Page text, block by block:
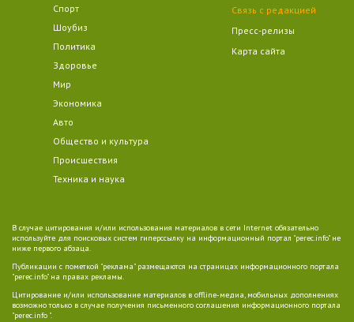
Спорт
Шоубиз
Политика
Здоровье
Мир
Экономика
Авто
Общество и культура
Происшествия
Техника и наука
Связь с редакцией
Пресс-релизы
Карта сайта
В случае цитирования и/или использования материалов в сети Internet обязательно
используйте для поисковых систем гиперссылку на информационный портал "perec.info" не
ниже первого абзаца.
Публикации с пометкой "реклама" размещаются на страницах информационного портала
"perec.info" на правах рекламы.
Цитирование и/или использование материалов в offline-медиа, мобильных дополнениях
возможно только в случае получения письменного соглашения информационного портала
"perec.info ".